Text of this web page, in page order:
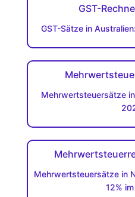
GST-
GST-Sätze in
Mehrwertsteuersätze
Mehrwertsteuersätze in
12%